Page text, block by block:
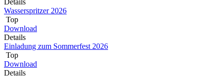
Details
Wasserspritzer 2026
Top
Download
Details
Einladung zum Sommerfest 2026
Top
Download
Details